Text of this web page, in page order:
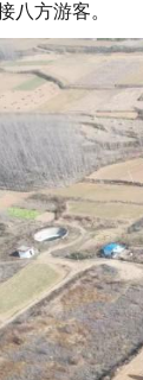
八方游客。